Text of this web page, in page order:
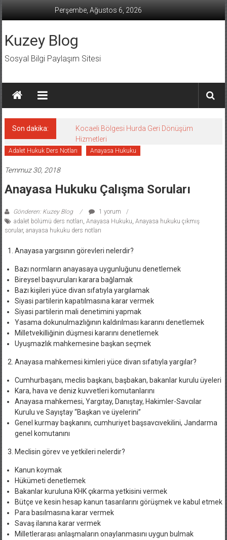
Perşembe, Ağustos 6, 2026
Kuzey Blog
Sosyal Bilgi Paylaşım Sitesi
Son dakika:
Kocaeli Bölgesi Hurda Geri Dönüşüm
Hizmetleri
Adalet Hukuk Ders Notları Anayasa Hukuku
Temmuz 30, 2018
Anayasa Hukuku Çalışma Soruları
Gönderen: Kuzey Blog
1 yorum
adalet bölümü ders notları, Anayasa Hukuku, Anayasa hukuku çıkmış
sorular, anayasa hukuku ders notları
Anayasa yargısının görevleri nelerdir?
Bazı normların anayasaya uygunluğunu denetlemek
Bireysel başvuruları karara bağlamak
Bazı kişileri yüce divan sıfatıyla yargılamak
Siyasi partilerin kapatılmasına karar vermek
Siyasi partilerin mali denetimini yapmak
Yasama dokunulmazlığının kaldırılması kararını denetlemek
Milletvekilliğinin düşmesi kararını denetlemek
Uyuşmazlık mahkemesine başkan seçmek
Anayasa mahkemesi kimleri yüce divan sıfatıyla yargılar?
Cumhurbaşanı, meclis başkanı, başbakan, bakanlar kurulu üyeleri
Kara, hava ve deniz kuvvetleri komutanlarını
Anayasa mahkemesi, Yargıtay, Danıştay, Hakimler-Savcılar
Kurulu ve Sayıştay “Başkan ve üyelerini”
Genel kurmay başkanını, cumhuriyet başsavcıvekilini, Jandarma
genel komutanını
Meclisin görev ve yetkileri nelerdir?
Kanun koymak
Hükümeti denetlemek
Bakanlar kuruluna KHK çıkarma yetkisini vermek
Bütçe ve kesin hesap kanun tasarılarını görüşmek ve kabul etmek
Para basılmasına karar vermek
Savaş ilanına karar vermek
Milletlerarası anlaşmaların onaylanmasını uygun bulmak